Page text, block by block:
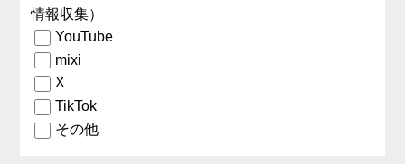
情報収集）
YouTube
mixi
X
TikTok
その他